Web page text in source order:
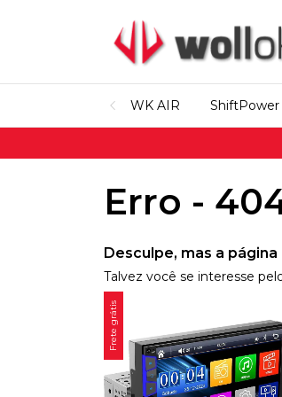
WK AIR ShiftPower
Erro -
Desculpe, mas a
Talvez você se interesse
Frete grátis